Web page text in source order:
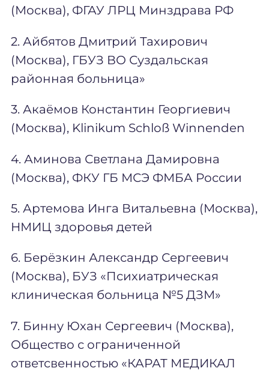
(Москва), ФГАУ ЛРЦ Минздрава РФ
2. Айбятов Дмитрий Тахирович
(Москва), ГБУЗ ВО Суздальская
районная больница»
3. Акаёмов Константин Георгиевич
(Москва), Klinikum Schloß Winnenden
4. Аминова Светлана Дамировна
(Москва), ФКУ ГБ МСЭ ФМБА России
5. Артемова Инга Витальевна (Москва),
НМИЦ здоровья детей
6. Берёзкин Александр Сергеевич
(Москва), БУЗ «Психиатрическая
клиническая больница №5 ДЗМ»
7. Бинну Юхан Сергеевич (Москва),
Общество с ограниченной
ответсвенностью «КАРАТ МЕДИКАЛ